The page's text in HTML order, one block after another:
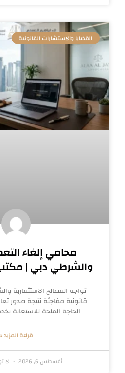
القضايا والاستشارات القانونية
محامي إلغاء
والشرطي دبي |
تواجه المصالح الاستثمارية
قانونية مفاجئة نتيجة صدور
الحاجة الملحة للاستعانة
قراءة المزيد »
أغسطس 6, 2026 لا